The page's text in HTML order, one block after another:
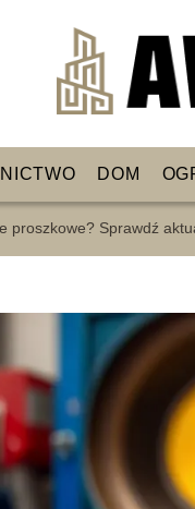
DOM
proszkowe? Sprawdź